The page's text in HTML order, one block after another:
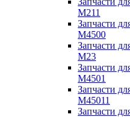
M211
Запчасти
M4500
Запчасти
M23
Запчасти
M4501
Запчасти
M45011
Запчасти